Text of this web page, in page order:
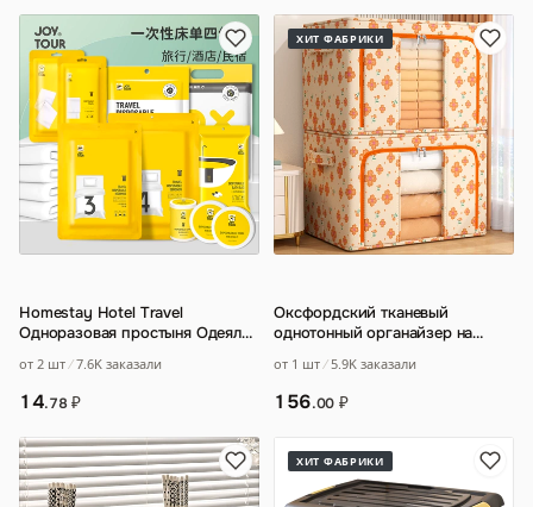
Homestay Hotel Travel
Одноразовая простыня Одеяло
четырех поло…
от 2 шт 7.6K заказали
14.78₽
ХИТ ФАБРИКИ
Оксфордский тканевый
однотонный органайзер на
от 1 шт 5.9K заказали
156.00 ₽
ХИТ ФАБРИКИ